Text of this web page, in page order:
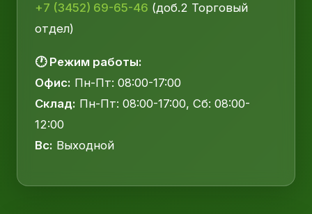
+7 (3452) 69-65-46 (доб.2 Торговый
отдел)
🕐 Режим работы:
Офис: Пн-Пт: 08:00-17:00
Склад: Пн-Пт: 08:00-17:00, Сб: 08:00-
12:00
Вс: Выходной